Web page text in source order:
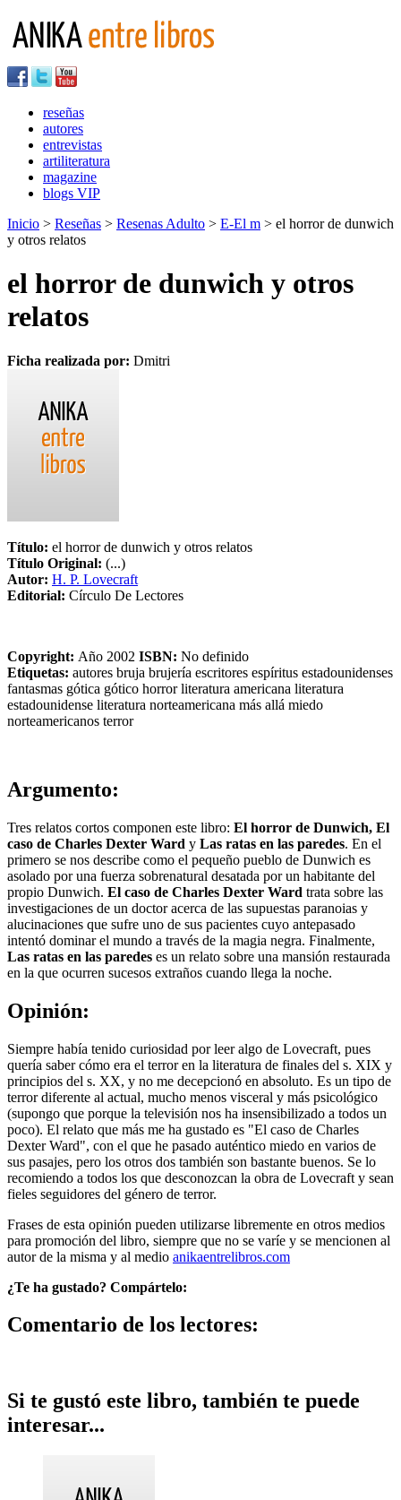
reseñas
autores
entrevistas
artiliteratura
magazine
blogs VIP
Inicio > Reseñas > Resenas Adulto > E-El m > el horror de dunwich
y otros relatos
el horror de dunwich y otros
relatos
Ficha realizada por: Dmitri
Título: el horror de dunwich y otros relatos
Título Original: (...)
Autor: H. P. Lovecraft
Editorial: Círculo De Lectores
Copyright: Año 2002 ISBN: No definido
Etiquetas: autores bruja brujería escritores espíritus estadounidenses
fantasmas gótica gótico horrorliteratura americana literatura
estadounidense literatura norteamericana más allá miedo
norteamericanos terror
Argumento:
Tres relatos cortos componen este libro: El horror de Dunwich, El
caso de Charles Dexter Ward y Las ratas en las paredes. En el
primero se nos describe como el pequeño pueblo de Dunwich es
asolado por una fuerza sobrenatural desatada por un habitante del
propio Dunwich. El caso de Charles Dexter Ward trata sobre las
investigaciones de un doctor acerca de las supuestas paranoias y
alucinaciones que sufre uno de sus pacientes cuyo antepasado
intentó dominar el mundo a través de la magia negra. Finalmente,
Las ratas en las paredes es un relato sobre una mansión restaurada
en la que ocurren sucesos extraños cuando llega la noche.
Opinión:
Siempre había tenido curiosidad por leer algo de Lovecraft, pues
quería saber cómo era el terror en la literatura de finales del s. XIX y
principios del s. XX, y no me decepcionó en absoluto. Es un tipo de
terror diferente al actual, mucho menos visceral y más psicológico
(supongo que porque la televisión nos ha insensibilizado a todos un
poco). El relato que más me ha gustado es "El caso de Charles
Dexter Ward", con el que he pasado auténtico miedo en varios de
sus pasajes, pero los otros dos también son bastante buenos. Se lo
recomiendo a todos los que desconozcan la obra de Lovecraft y sean
fieles seguidores del género de terror.
Frases de esta opinión pueden utilizarse libremente en otros medios
para promoción del libro, siempre que no se varíe y se mencionen al
autor de la misma y al medio anikaentrelibros.com
¿Te ha gustado? Compártelo:
Comentario de los lectores:
Si te gustó este libro, también te puede
interesar...